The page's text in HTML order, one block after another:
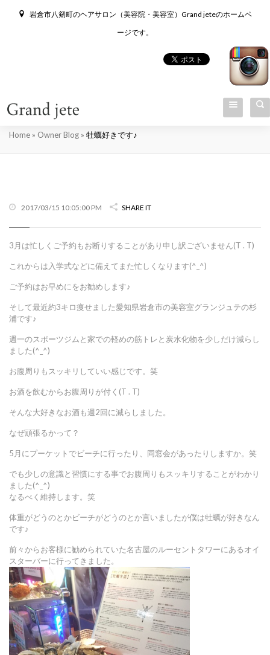
岩倉市八剱町のヘアサロン（美容院・美容室）Grand jeteのホームペ
ージです。
牡蠣好きです♪
Home » Owner Blog » 牡蠣好きです♪
2017/03/15 10:05:00 PM SHARE IT
3月は忙しくご予約もお断りすることがあり申し訳ございません(T . T)
これからは入学式などに備えてまた忙しくなります(^_^)
ご予約はお早めにをお勧めします♪
そして最近約3キロ痩せました愛知県岩倉市の美容室グランジュテの杉
浦です♪
週一のスポーツジムと家での軽めの筋トレと炭水化物を少しだけ減らし
ました(^_^)
お腹周りもスッキリしていい感じです。笑
お酒を飲むからお腹周りが付く(T . T)
そんな大好きなお酒も週2回に減らしました。
なぜ頑張るかって？
5月にプーケットでビーチに行ったり、同窓会があったりしますか。笑
でも少しの意識と習慣にする事でお腹周りもスッキリすることがわかり
ました(^_^)
なるべく維持します。笑
体重がどうのとかビーチがどうのとか言いましたが僕は牡蠣が好きなん
です♪
前々からお客様に勧められていた名古屋のルーセントタワーにあるオイ
スターバーに行ってきました。